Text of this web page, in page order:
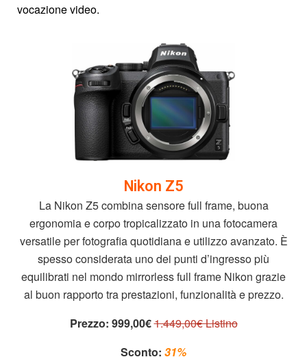
vocazione video.
Nikon Z5
La Nikon Z5 combina sensore full frame, buona
ergonomia e corpo tropicalizzato in una fotocamera
versatile per fotografia quotidiana e utilizzo avanzato. È
spesso considerata uno dei punti d’ingresso più
equilibrati nel mondo mirrorless full frame Nikon grazie
al buon rapporto tra prestazioni, funzionalità e prezzo.
Prezzo: 999,00€1.449,00€ Listino
Sconto: 31%